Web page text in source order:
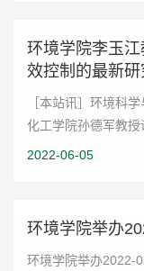
环境学院李玉
效控制的最新研
［本站讯］环境科
化工学院孙德军教授
最新研究进展，相关
2022-06-05
环境学院举办
环境学院举办2022-